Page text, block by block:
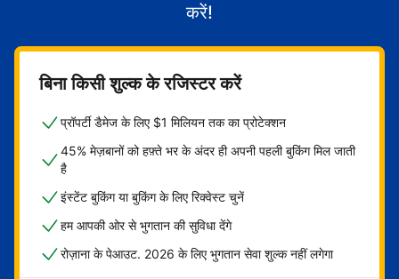
करें!
बिना किसी शुल्क के रजिस्टर करें
प्रॉपर्टी डैमेज के लिए $1 मिलियन तक का प्रोटेक्शन
45% मेज़बानों को हफ़्ते भर के अंदर ही अपनी पहली बुकिंग मिल जाती
है
इंस्टेंट बुकिंग या बुकिंग के लिए रिक्वेस्ट चुनें
हम आपकी ओर से भुगतान की सुविधा देंगे
रोज़ाना के पेआउट. 2026 के लिए भुगतान सेवा शुल्क नहीं लगेगा